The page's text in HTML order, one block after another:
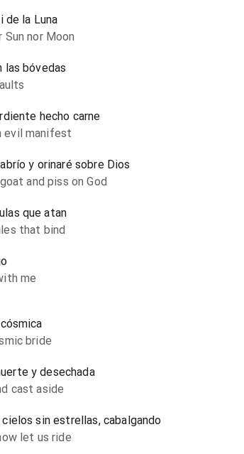
de la Luna
nor Moon
las bóvedas
hecho carne
evil manifest
y orinaré sobre Dios
and piss on God
que atan
that bind
me
bride
y desechada
cast aside
sin estrellas, cabalgando
let us ride